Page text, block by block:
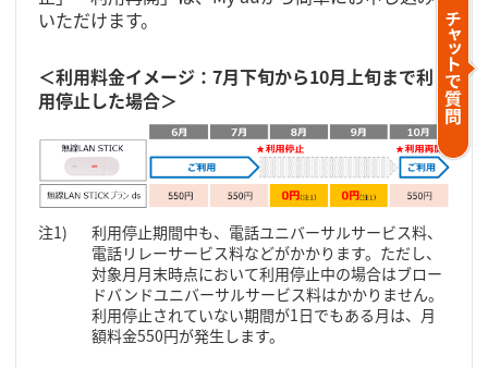
いただけます。
＜利用料金イメージ：7月下旬から10月上旬まで利
用停止した場合＞
利用停止期間中も、電話ユニバーサルサービス料、
電話リレーサービス料などがかかります。ただし、
対象月月末時点において利用停止中の場合はブロー
ドバンドユニバーサルサービス料はかかりません。
利用停止されていない期間が1日でもある月は、月
額料金550円が発生します。